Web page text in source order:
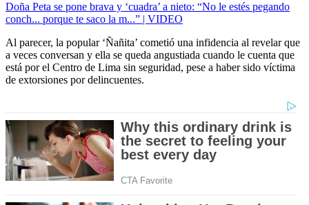
Doña Peta se pone brava y ‘cuadra’ a nieto: “No le estés pegando
conch... porque te saco la m...” | VIDEO
Al parecer, la popular ‘Ñañita’ cometió una infidencia al revelar que
a veces conversan y ella se queda angustiada cuando le cuenta que
está por el Centro de Lima sin seguridad, pese a haber sido víctima
de extorsiones por delincuentes.